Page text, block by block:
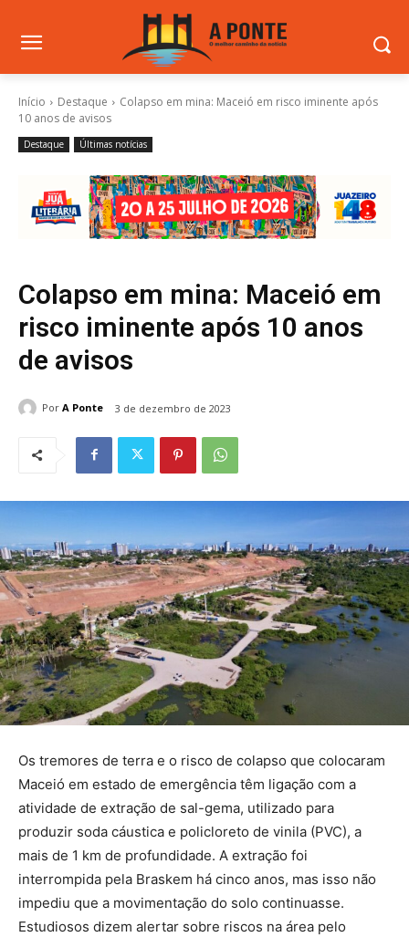
Início Destaque
Colapso em mina: Maceió em risco iminente após
10 anos de avisos
Destaque Últimas notícias
Colapso em mina: Maceió em
risco iminente após 10 anos
de avisos
Por A Ponte 3 de dezembro de 2023
Os tremores de terra e o risco de colapso que colocaram
Maceió em estado de emergência têm ligação com a
atividade de extração de sal-gema, utilizado para
produzir soda cáustica e policloreto de vinila (PVC), a
mais de 1 km de profundidade. A extração foi
interrompida pela Braskem há cinco anos, mas isso não
impediu que a movimentação do solo continuasse.
Estudiosos dizem alertar sobre riscos na área pelo